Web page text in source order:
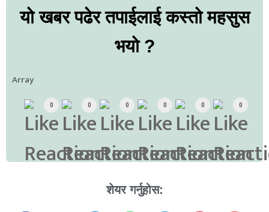
यो खबर पढेर तपाईलाई कस्तो महसुस
भयो ?
Array
0 0 0 0 0 0
शेयर गर्नुहोस: